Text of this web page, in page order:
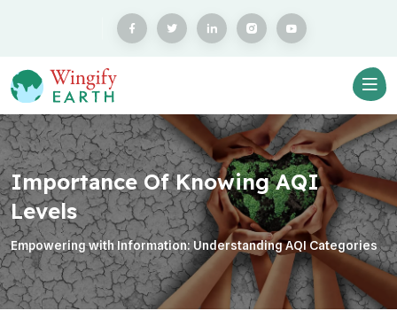
Importance Of Knowing AQI
Levels
Empowering with Information: Understanding AQI Categories